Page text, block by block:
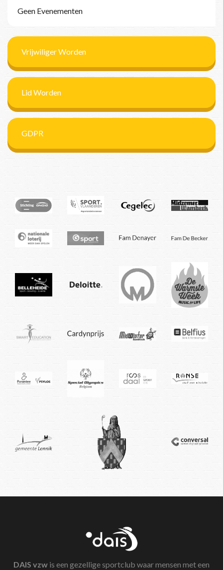
Geen Evenementen
Vrijwiliger Worden
Lid Worden
GDPR
DAIS vzw is een gezellige sportclub waar mensen met een